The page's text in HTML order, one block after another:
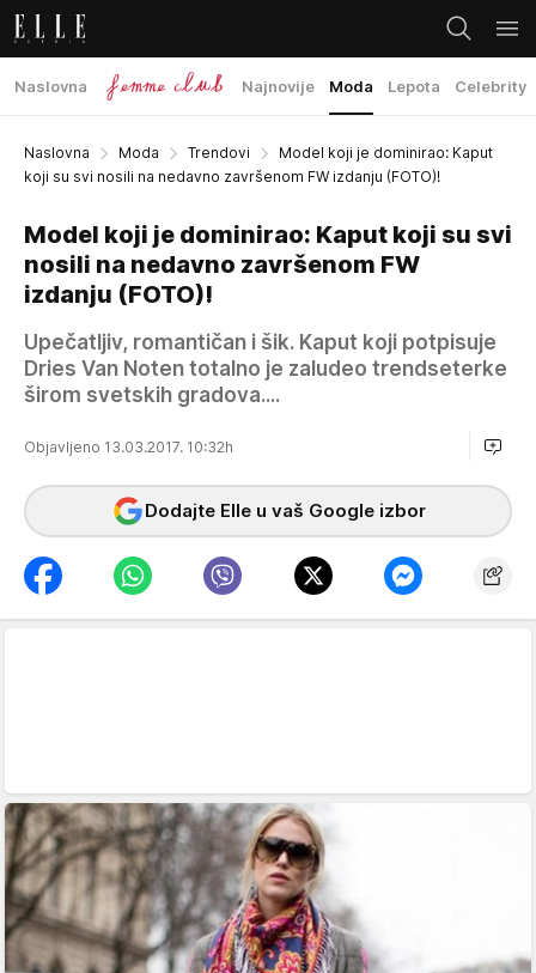
Naslovna Najnovije Moda Lepota Celebrity
Naslovna Moda Trendovi
Model koji je dominirao: Kaput
koji su svi nosili na nedavno završenom FW izdanju (FOTO)!
Model koji je dominirao: Kaput koji su svi
nosili na nedavno završenom FW
izdanju (FOTO)!
Upečatljiv, romantičan i šik. Kaput koji potpisuje
Dries Van Noten totalno je zaludeo trendseterke
širom svetskih gradova....
Objavljeno 13.03.2017. 10:32h
Dodajte Elle u vaš Google izbor